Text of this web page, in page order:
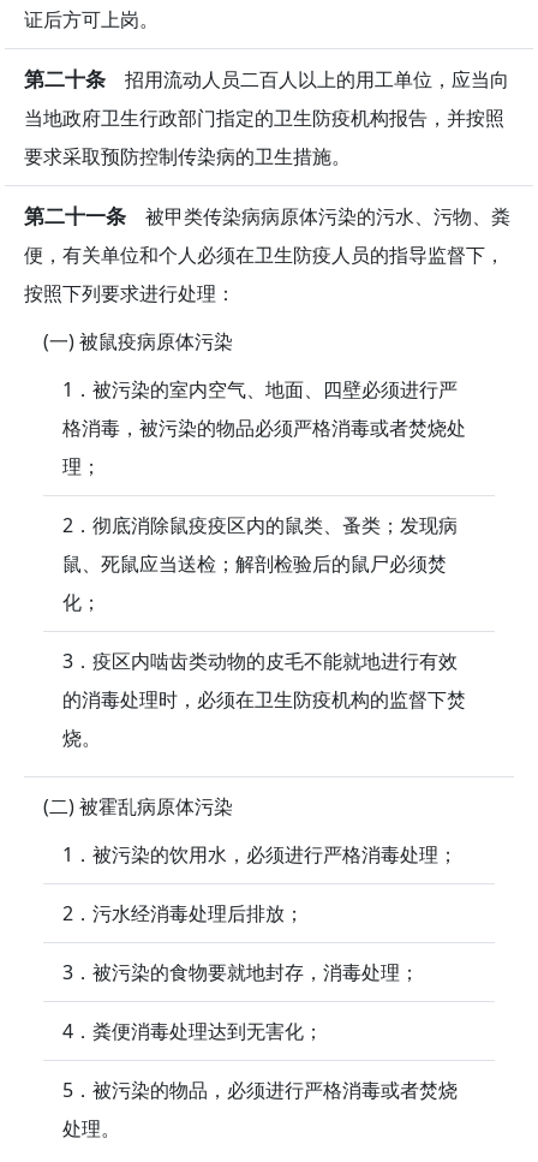
证后方可上岗。
第二十条 招用流动人员二百人以上的用工单位，应当向
当地政府卫生行政部门指定的卫生防疫机构报告，并按照
要求采取预防控制传染病的卫生措施。
第二十一条 被甲类传染病病原体污染的污水、污物、粪
便，有关单位和个人必须在卫生防疫人员的指导监督下，
按照下列要求进行处理：
(一) 被鼠疫病原体污染
1．被污染的室内空气、地面、四壁必须进行严
格消毒，被污染的物品必须严格消毒或者焚烧处
理；
2．彻底消除鼠疫疫区内的鼠类、蚤类；发现病
鼠、死鼠应当送检；解剖检验后的鼠尸必须焚
化；
3．疫区内啮齿类动物的皮毛不能就地进行有效
的消毒处理时，必须在卫生防疫机构的监督下焚
烧。
(二) 被霍乱病原体污染
1．被污染的饮用水，必须进行严格消毒处理；
2．污水经消毒处理后排放；
3．被污染的食物要就地封存，消毒处理；
4．粪便消毒处理达到无害化；
5．被污染的物品，必须进行严格消毒或者焚烧
处理。